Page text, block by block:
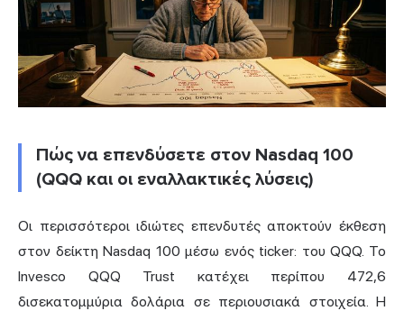
Πώς να επενδύσετε στον Nasdaq 100
(QQQ και οι εναλλακτικές λύσεις)
Οι περισσότεροι ιδιώτες επενδυτές αποκτούν έκθεση
στον δείκτη Nasdaq 100 μέσω ενός ticker: του QQQ. Το
Invesco QQQ Trust κατέχει περίπου 472,6
δισεκατομμύρια δολάρια σε περιουσιακά στοιχεία. Η